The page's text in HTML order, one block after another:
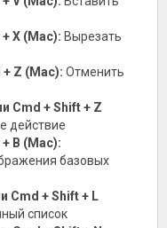
X (Mac): Вырезать
Z (Mac): Отменить
Cmd + Shift + Z
действие
B (Mac):
базовых
Cmd + Shift + L
список